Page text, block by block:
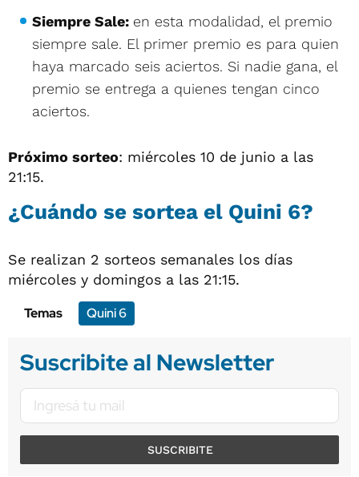
Siempre Sale: en esta modalidad, el premio
siempre sale. El primer premio es para quien
haya marcado seis aciertos. Si nadie gana, el
premio se entrega a quienes tengan cinco
aciertos.
Próximo sorteo: miércoles 10 de junio a las
21:15.
¿Cuándo se sortea el Quini 6?
Se realizan 2 sorteos semanales los días
miércoles y domingos a las 21:15.
Temas
Quini 6
Suscribite al Newsletter
SUSCRIBITE